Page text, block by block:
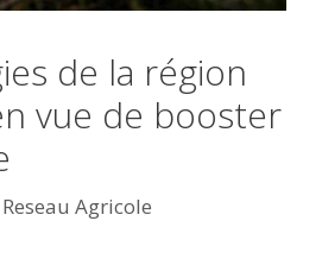
de la région
vue de booster
Reseau Agricole